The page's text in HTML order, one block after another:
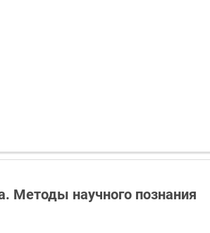
Методы научного познания